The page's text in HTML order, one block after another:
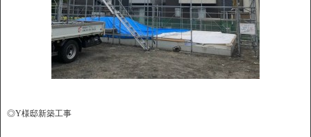
◎Y様邸新築工事